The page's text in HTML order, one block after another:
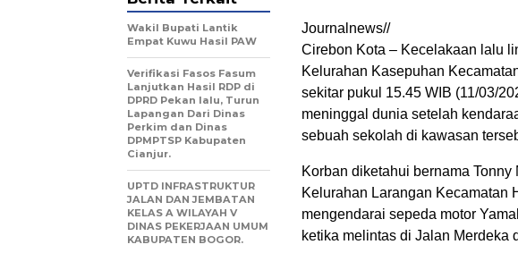
Journalnews//
Cirebon Kota – Kecelakaan lalu
Kelurahan Kasepuhan
sekitar pukul 15.45 WIB (11/03/
meninggal dunia setelah
sebuah sekolah di kawasan
Korban diketahui bernama
Kelurahan Larangan Kecamatan
mengendarai sepeda motor
ketika melintas di Jalan Merdeka
Wakil Bupati Lantik
Empat Kuwu Hasil PAW
Verifikasi Fasos Fasum
Lanjutkan Hasil RDP di
DPRD Pekan lalu, Turun
Lapangan Dari Dinas
Perkim dan Dinas
DPMPTSP Kabupaten
Cianjur.
UPTD INFRASTRUKTUR
JALAN DAN JEMBATAN
KELAS A WILAYAH V
DINAS PEKERJAAN UMUM
KABUPATEN BOGOR.